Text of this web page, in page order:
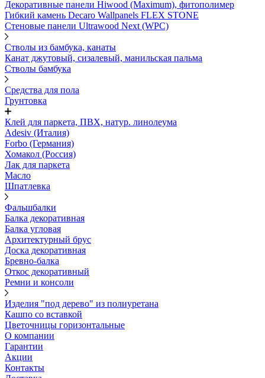
Декоративные панели Hiwood (Maximum), фитополимер
Гибкий камень Decaro Wallpanels FLEX STONE
Стеновые панели Ultrawood Next (WPC)
Стволы из бамбука, канаты
Канат джутовый, сизалевый, манильская пальма
Стволы бамбука
Средства для пола
Грунтовка
Клей для паркета, ПВХ, натур. линолеума
Adesiv (Италия)
Forbo (Германия)
Хомакол (Россия)
Лак для паркета
Масло
Шпатлевка
Фальшбалки
Балка декоративная
Балка угловая
Архитектурный брус
Доска декоративная
Бревно-балка
Откос декоративный
Ремни и консоли
Изделия "под дерево" из полиуретана
Кашпо со вставкой
Цветочницы горизонтальные
О компании
Гарантии
Акции
Контакты